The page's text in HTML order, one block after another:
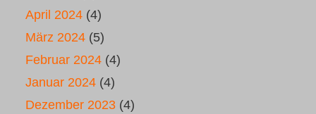
April 2024 (4)
März 2024 (5)
Februar 2024 (4)
Januar 2024 (4)
Dezember 2023 (4)